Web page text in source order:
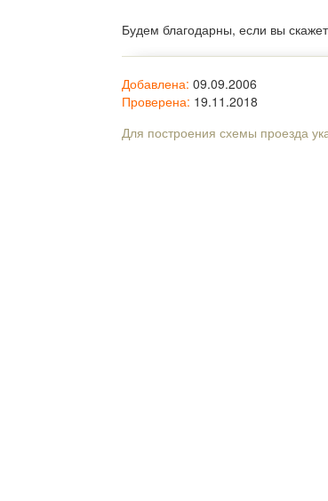
Будем благодарны, если вы
Добавлена: 09.09.2006
Проверена: 19.11.2018
Для построения схемы проезда